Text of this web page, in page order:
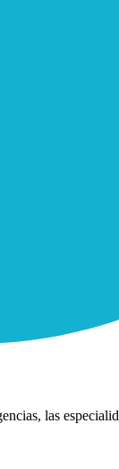
las